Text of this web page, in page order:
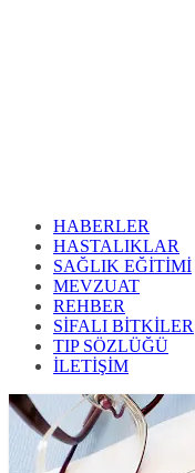
HABERLER
HASTALIKLAR
SAĞLIK EĞİTİMİ
MEVZUAT
REHBER
SİFALI BİTKİLER
TIP SÖZLÜĞÜ
İLETİŞİM